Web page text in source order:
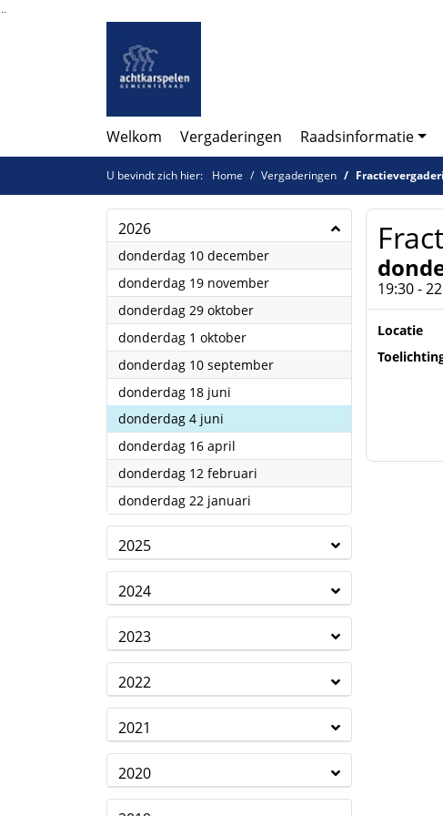
Ga naar de inhoud van deze pagina
Ga naar het zoeken
Ga naar het menu
Welkom Vergaderingen Raadsinformatie
U bevindt zich hier: Home Vergaderingen
2026
donderdag 10 december2026
donderdag 19 november2026
donderdag 29 oktober2026
donderdag 1 oktober2026
donderdag 10 september2026
donderdag 18 juni
donderdag 4 juni
donderdag 16 april
donderdag 12 februari
donderdag 22 januari
2025
2024
2023
2022
2021
2020
19:30 -
Locatie